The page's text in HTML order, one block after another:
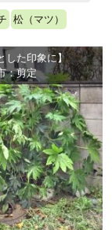
松（マツ）
した印象に】
：剪定